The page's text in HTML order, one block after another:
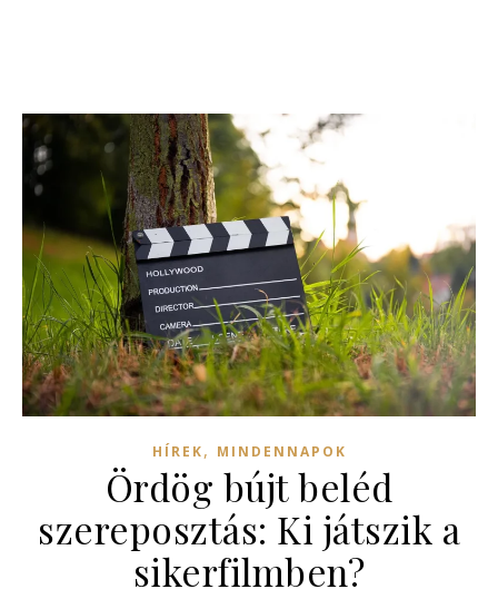
HÍREK, MINDENNAPOK
Ördög bújt beléd
szereposztás: Ki játszik a
sikerfilmben?